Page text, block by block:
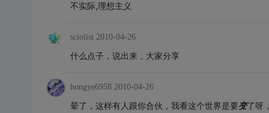
不实际,理想主义
sciolist 2010-04-26
什么点子，说出来，大家分享
hongye6958 2010-04-26
晕了，这样有人跟你合伙，我看这个世界是要变了呀，